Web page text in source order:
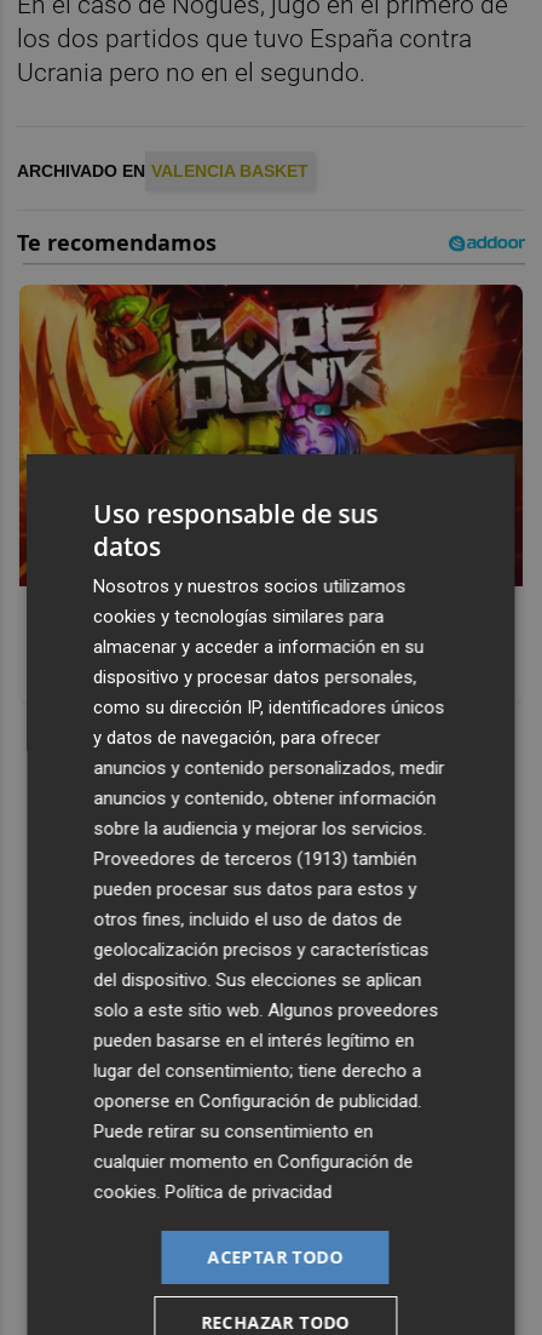
los dos partidos que tuvo España contra
Ucrania pero no en el segundo.
ARCHIVADO EN VALENCIA BASKET
Corepunk MMORPG
Un verdadero MMORPG de la vieja escuela ¡Cómo los de
antes, pero mejor!
DISCOVER WITH
Uso responsable de sus
datos
Nosotros y nuestros socios utilizamos
cookies y tecnologías similares para
almacenar y acceder a información en su
dispositivo y procesar datos personales,
como su dirección IP, identificadores únicos
y datos de navegación, para ofrecer
anuncios y contenido personalizados, medir
anuncios y contenido, obtener información
sobre la audiencia y mejorar los servicios.
Proveedores de terceros (1913) también
pueden procesar sus datos para estos y
otros fines, incluido el uso de datos de
geolocalización precisos y características
del dispositivo. Sus elecciones se aplican
solo a este sitio web. Algunos proveedores
pueden basarse en el interés legítimo en
lugar del consentimiento; tiene derecho a
oponerse enConfiguración de publicidad
Puede retirar su consentimiento en
cualquier momento enConfiguración de
cookies .Política de privacidad
ACEPTAR TODO
RECHAZAR TODO